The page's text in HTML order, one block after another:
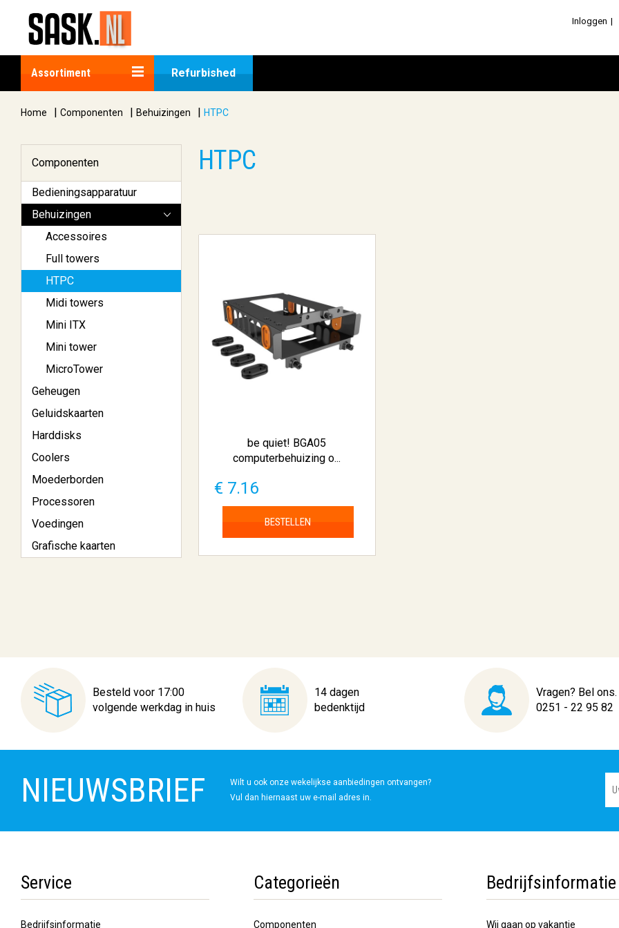
Inloggen
Assortiment Refurbished
Home | Componenten | Behuizingen | HTPC
Componenten
Bedieningsapparatuur
Behuizingen
Accessoires
Full towers
HTPC
Midi towers
Mini ITX
Mini tower
MicroTower
Geheugen
Geluidskaarten
Harddisks
Coolers
Moederborden
Processoren
Voedingen
Grafische kaarten
HTPC
be quiet! BGA05
computerbehuizing o...
€ 7.16
BESTELLEN
Besteld voor 17:00
volgende werkdag in huis
14 dagen
bedenktijd
Vragen? Bel ons.
0251 - 22 95 82
NIEUWSBRIEF
Wilt u ook onze wekelijkse aanbiedingen ontvangen?
Vul dan hiernaast uw e-mail adres in.
Service
Bedrijfsinformatie
Categorieën
Componenten
Bedrijfsinformatie
Wij gaan op vakantie